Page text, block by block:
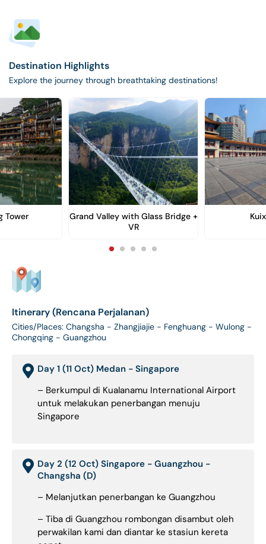
Destination Highlights
Explore the journey through breathtaking destinations!
Tower
Grand Valley with Glass Bridge +
VR
Itinerary (Rencana Perjalanan)
Cities/Places: Changsha - Zhangjiajie - Fenghuang - Wulong -
Chongqing - Guangzhou
Day 1 (11 Oct) Medan - Singapore
– Berkumpul di Kualanamu International Airport
untuk melakukan penerbangan menuju
Singapore
Day 2 (12 Oct) Singapore - Guangzhou -
Changsha (D)
– Melanjutkan penerbangan ke Guangzhou
– Tiba di Guangzhou rombongan disambut oleh
perwakilan kami dan diantar ke stasiun kereta